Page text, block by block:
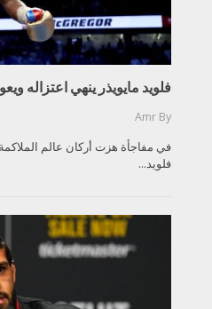
فلويد مايويذر ينهي اعتزاله
By
Amr
في مفاجأة هزت أركان عالم
فلويد...